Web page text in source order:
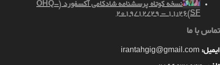
نسخه کوتاه پرسشنامه شادکامی آکسفورد (OHQ-
SF)
2019/12/29 - 11:26
تماس با ما
ایمیل: